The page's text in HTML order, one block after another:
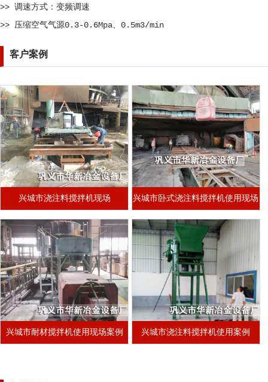
>> 调速方式：变频调速
>> 压缩空气气源0.3-0.6Mpa、0.5m3/min
客户案例
兴城市浇注料搅拌机现场 兴城市卧式浇注料搅拌机使用现场
兴城市耐材搅拌机使用现场案例 兴城市浇注料搅拌机使用案例